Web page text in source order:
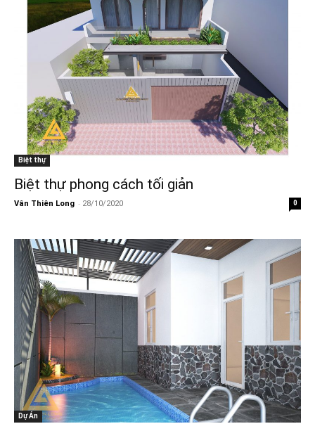
Biệt thự
Biệt thự phong cách tối giản
Vân Thiên Long - 28/10/2020 0
Dự Án